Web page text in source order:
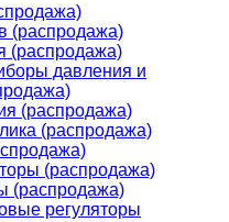
(распродажа)
(распродажа)
давления и
(распродажа)
(распродажа)
(распродажа)
(распродажа)
регуляторы